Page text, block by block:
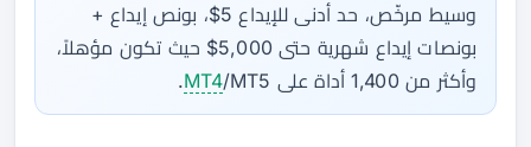
وسيط مرخّص، حد أدنى للإيداع 5$، بونص إيداع +
بونصات إيداع شهرية حتى 5,000$ حيث تكون مؤهلاً،
وأكثر من 1,400 أداة على
MT4/MT5.